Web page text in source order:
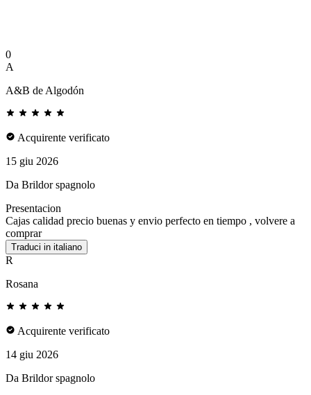
0
A
A&B de Algodón
Acquirente verificato
15 giu 2026
Da Brildor spagnolo
Presentacion
Cajas calidad precio buenas y envio perfecto en tiempo , volvere a
comprar
Traduci in italiano
R
Rosana
Acquirente verificato
14 giu 2026
Da Brildor spagnolo